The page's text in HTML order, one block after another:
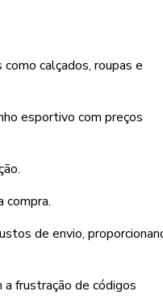
calçados, roupas e
esportivo com preços
compra.
de envio,
a frustração de códigos